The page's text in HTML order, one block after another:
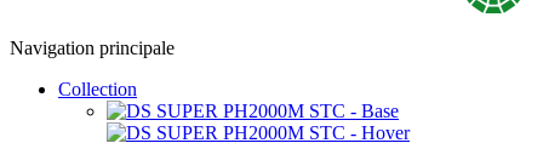
Navigation principale
Collection